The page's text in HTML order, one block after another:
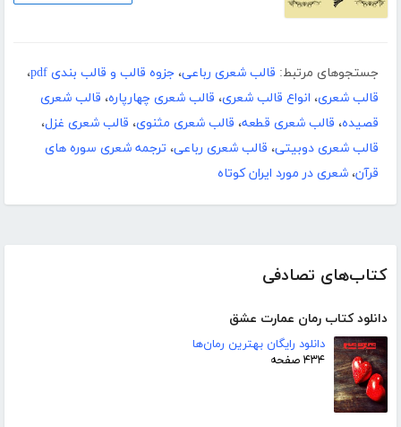
کتاب‌های تصادفی
دانلود کتاب رمان عمارت عشق
دانلود رایگان بهترین رمان‌ها
۴۳۴ صفحه
جستجوهای مرتبط: قالب شعری رباعی، جزوه قالب و قالب بندی pdf
،
قالب شعری، انواع قالب شعری، قالب شعری چهارپاره، قالب شعری
قصیده، قالب شعری قطعه، قالب شعری مثنوی، قالب شعری غزل،
قالب شعری دوبیتی، قالب شعری رباعی، ترجمه شعری سوره های
قرآن، شعری در مورد ایران کوتاه